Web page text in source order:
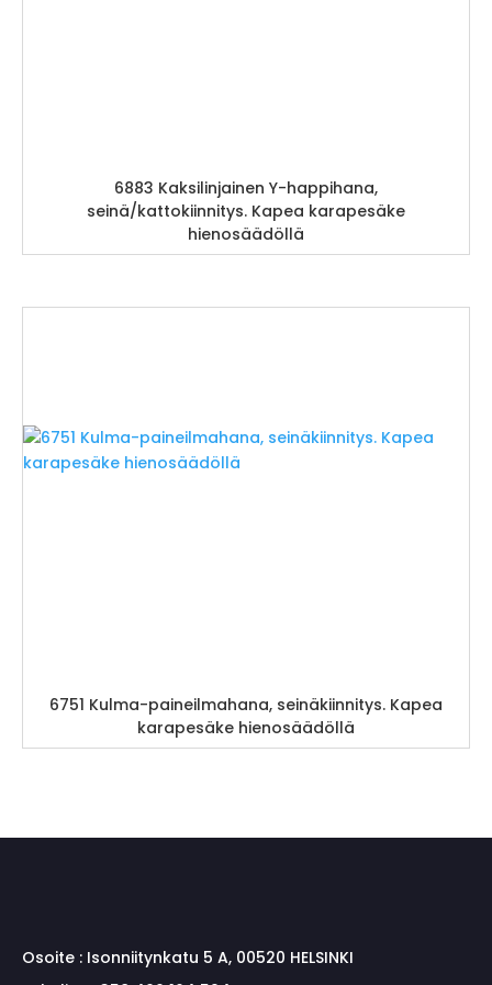
6883 Kaksilinjainen Y-happihana,
seinä/kattokiinnitys. Kapea karapesäke
hienosäädöllä
6751 Kulma-paineilmahana, seinäkiinnitys. Kapea
karapesäke hienosäädöllä
Osoite : Isonniitynkatu 5 A, 00520 HELSINKI